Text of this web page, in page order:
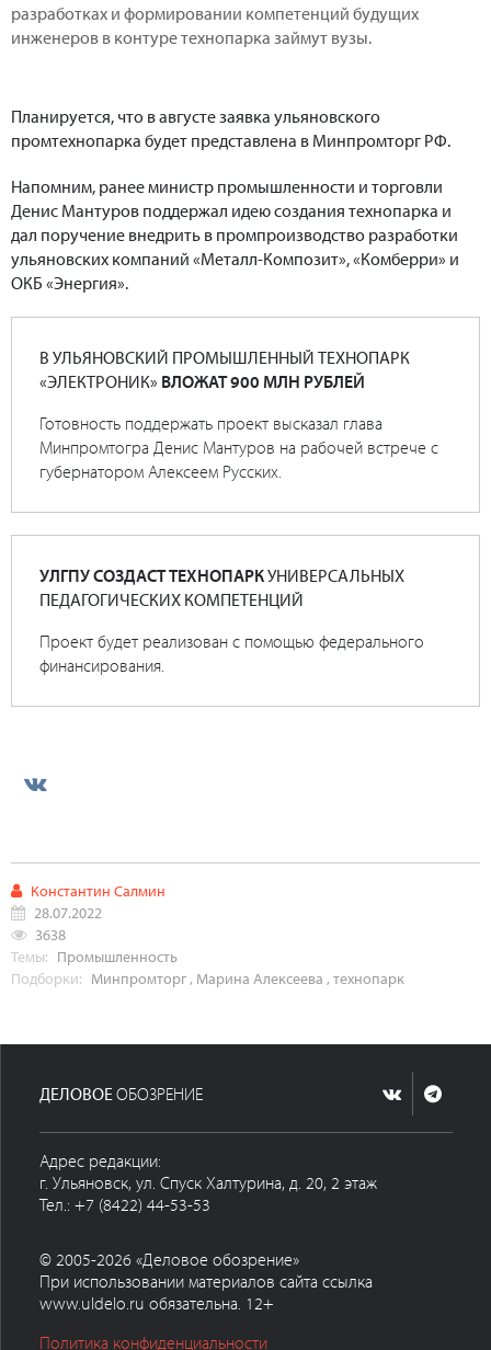
разработках и формировании компетенций будущих
инженеров в контуре технопарка займут вузы.
Планируется, что в августе заявка ульяновского
промтехнопарка будет представлена в Минпромторг РФ.
Напомним, ранее министр промышленности и торговли
Денис Мантуров поддержал идею создания технопарка и
дал поручение внедрить в промпроизводство разработки
ульяновских компаний «Металл-Композит», «Комберри» и
ОКБ «Энергия».
В УЛЬЯНОВСКИЙ ПРОМЫШЛЕННЫЙ ТЕХНОПАРК
«ЭЛЕКТРОНИК» ВЛОЖАТ 900 МЛН РУБЛЕЙ
Готовность поддержать проект высказал глава
Минпромтогра Денис Мантуров на рабочей встрече с
губернатором Алексеем Русских.
УЛГПУ СОЗДАСТ ТЕХНОПАРКУНИВЕРСАЛЬНЫХ
ПЕДАГОГИЧЕСКИХ КОМПЕТЕНЦИЙ
Проект будет реализован с помощью федерального
финансирования.
Константин Салмин
28.07.2022
3638
Темы: Промышленность
Подборки: Минпромторг, Марина Алексеева ,технопарк
ДЕЛОВОЕОБОЗРЕНИЕ
Адрес редакции:
г. Ульяновск, ул. Спуск Халтурина, д. 20, 2 этаж
Тел.: +7 (8422) 44-53-53
© 2005-2026 «Деловое обозрение»
При использовании материалов сайта ссылка
www.uldelo.ru обязательна. 12+
Политика конфиденциальности